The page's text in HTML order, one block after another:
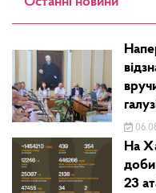
На
доби
23